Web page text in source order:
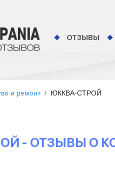
ОТЗЫВЫ
и ремонт ЮККВА-СТРОЙ
- ОТЗЫВЫ О